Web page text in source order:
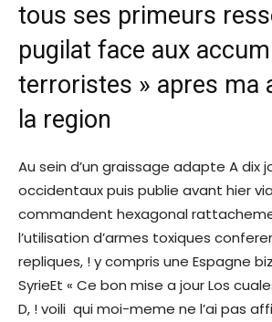
tous ses primeurs
pugilat face aux
terroristes » apres ma
la region
Au sein d’un graissage adapte A dix
occidentaux puis publie avant hier
commandent hexagonal
l’utilisation d’armes toxiques
repliques, !y compris une Espagne
SyrieEt « Ce bon mise a jour Los
D, ! voili qui moi-meme ne l’ai pas